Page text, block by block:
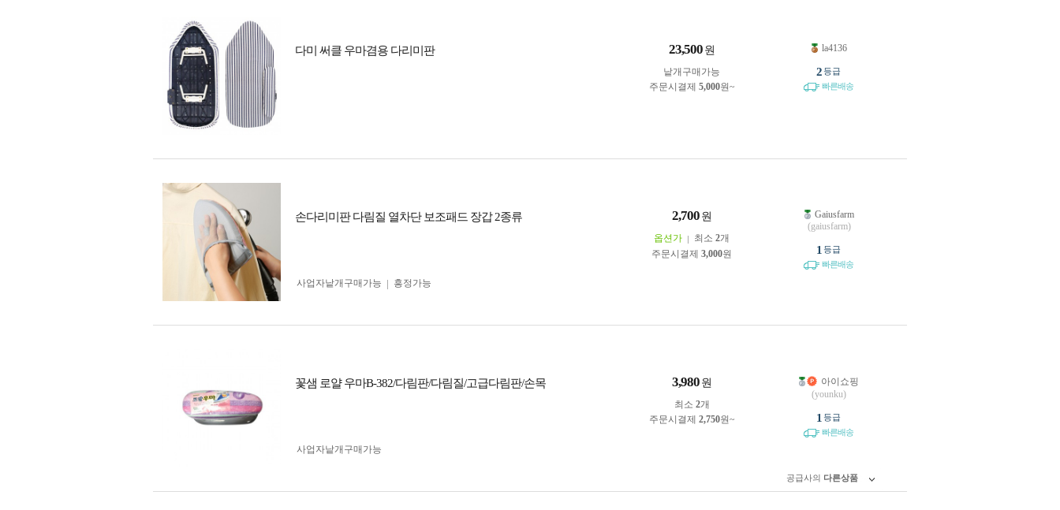
다미 써클 우마겸용 다리미판 23,500 원
낱개구매가능
주문시결제 5,000원~
la4136
2등급
빠른배송
손다리미판 다림질 열차단 보조패드 장갑 2종류 2,700 원
옵션가 최소 2개
주문시결제 3,000원
사업자 낱개구매가능 흥정가능
Gaiusfarm
(gaiusfarm)
1 등급
빠른배송
꽃샘 로얄 우마B-382/다림판/다림질/고급다림판/손목 3,980 원
최소 2개
주문시결제 2,750원~
사업자 낱개구매가능
아이쇼핑
(younku)
1 등급
빠른배송
공급사의 다른상품